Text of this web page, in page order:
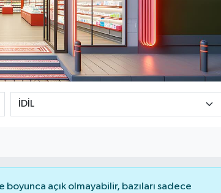
boyunca açık olmayabilir, bazıları sadece